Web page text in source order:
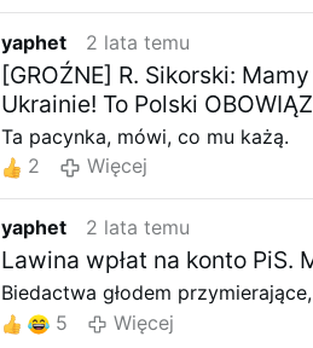
yaphet 2 lata temu
[GROŹNE] R. Sikorski:
Ukrainie! To Polski
Ta pacynka, mówi, co mu każą.
2
Więcej
yaphet 2 lata temu
Lawina wpłat na konto PiS.
Biedactwa głodem
5
Więcej